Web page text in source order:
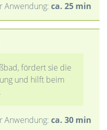
Anwendung: ca. 25 min
fördert sie die
und hilft beim
Anwendung: ca. 30 min